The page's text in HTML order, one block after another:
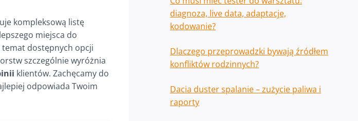
kompleksową listę
miejsca do
temat dostępnych opcji
szczególnie wyróżnia
klientów. Zachęcamy do
odpowiada Twoim
diagnoza, live data, adaptacje,
kodowanie?
Dlaczego przeprowadzki bywają źródłem
konfliktów rodzinnych?
Dacia duster spalanie – zużycie paliwa i
raporty